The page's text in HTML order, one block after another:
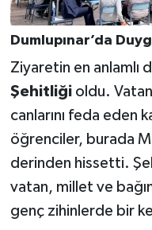
Dumlupınar’da
Ziyaretin en anlamlı
Şehitliğioldu. Vatan
canlarını feda eden
öğrenciler, burada
derinden hissetti.
vatan, millet ve
genç zihinlerde bir